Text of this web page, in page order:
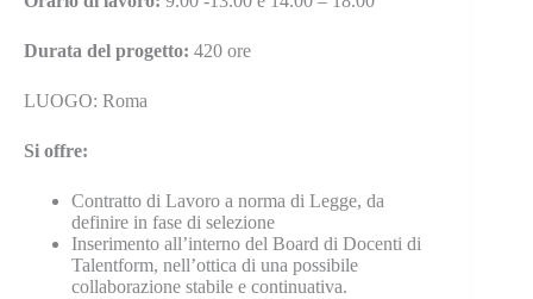
Durata del progetto: 420 ore
LUOGO: Roma
Si offre:
Contratto di Lavoro a norma di Legge, da
definire in fase di selezione
Inserimento all’interno del Board di Docenti di
Talentform, nell’ottica di una possibile
collaborazione stabile e continuativa.